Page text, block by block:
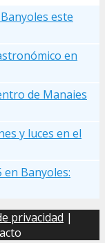
este
en
de Manaies
y luces en el
en Banyoles:
privacidad |